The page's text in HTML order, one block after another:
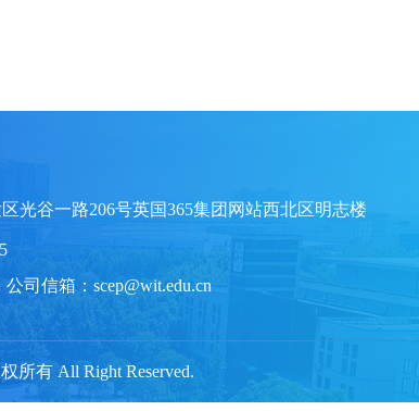
光谷一路206号英国365集团网站西北区明志楼
公司信箱：scep@wit.edu.cn
所有 All Right Reserved.